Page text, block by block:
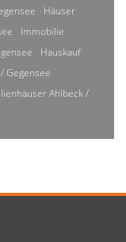
Häuser
Immobilie
Hauskauf
Gegensee
Ahlbeck /